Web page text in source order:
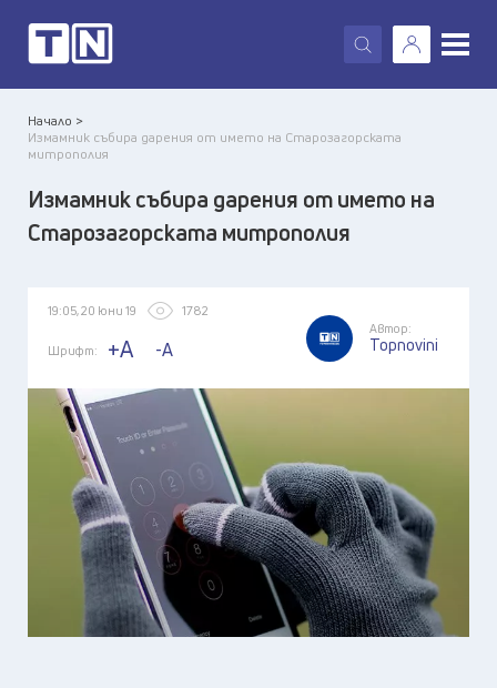
X
Начало >
Измамник събира дарения от името на Старозагорската
митрополия
Измамник събира дарения от името на
Старозагорската митрополия
19:05, 20 юни 19 1782
Шрифт: +A -A
Автор:
Topnovini